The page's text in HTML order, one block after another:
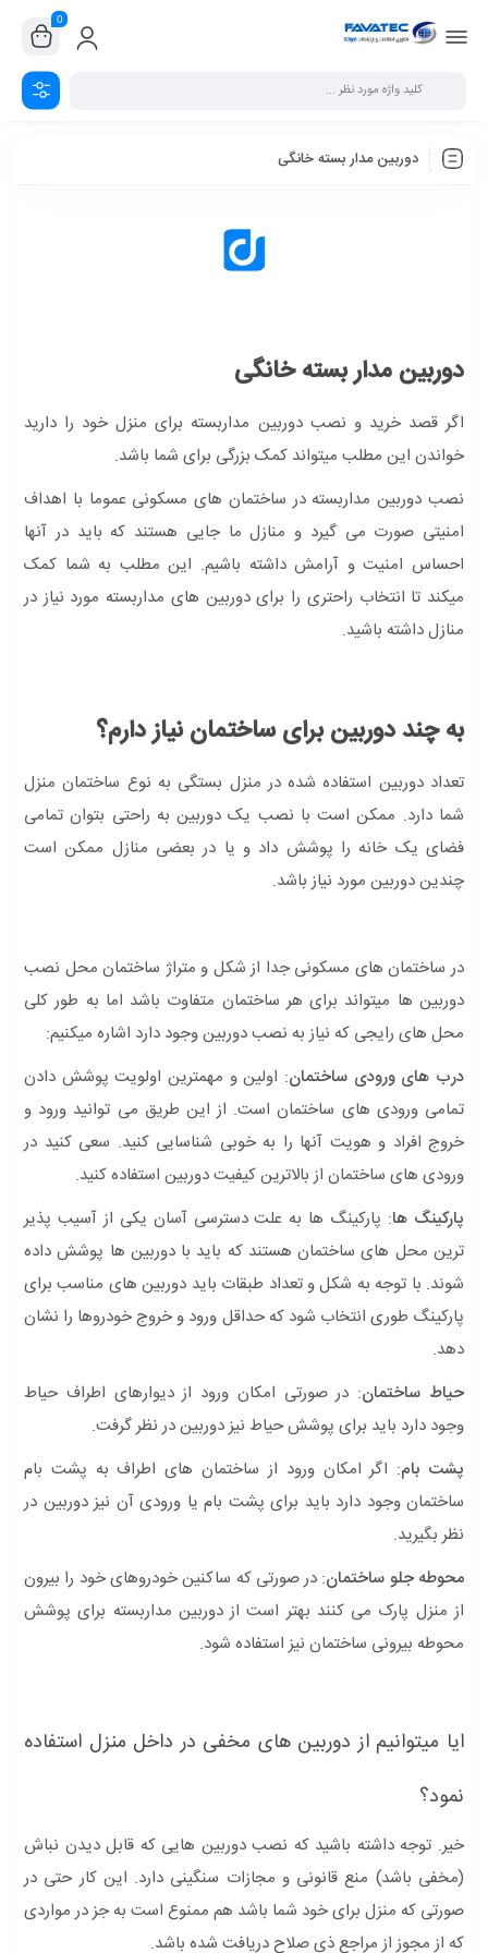
0
دوربین مدار بسته خانگی
دوربین مدار بسته خانگی
اگر قصد خرید و نصب دوربین مداربسته برای منزل خود را دارید
خواندن این مطلب میتواند کمک بزرگی برای شما باشد.
نصب دوربین مداربسته در ساختمان های مسکونی عموما با اهداف
امنیتی صورت می گیرد و منازل ما جایی هستند که باید در آنها
احساس امنیت و آرامش داشته باشیم. این مطلب به شما کمک
میکند تا انتخاب راحتری را برای دوربین های مداربسته مورد نیاز در
منازل داشته باشید.
به چند دوربین برای ساختمان نیاز دارم؟
تعداد دوربین استفاده شده در منزل بستگی به نوع ساختمان منزل
شما دارد. ممکن است با نصب یک دوربین به راحتی بتوان تمامی
فضای یک خانه را پوشش داد و یا در بعضی منازل ممکن است
چندین دوربین مورد نیاز باشد.
در ساختمان های مسکونی جدا از شکل و متراژ ساختمان محل نصب
دوربین ها میتواند برای هر ساختمان متفاوت باشد اما به طور کلی
محل های رایجی که نیاز به نصب دوربین وجود دارد اشاره میکنیم:
درب های ورودی ساختمان: اولین و مهمترین اولویت پوشش دادن
تمامی ورودی های ساختمان است. از این طریق می توانید ورود و
خروج افراد و هویت آنها را به خوبی شناسایی کنید. سعی کنید در
ورودی های ساختمان از بالاترین کیفیت دوربین استفاده کنید.
پارکینگ ها: پارکینگ ها به علت دسترسی آسان یکی از آسیب پذیر
ترین محل های ساختمان هستند که باید با دوربین ها پوشش داده
شوند. با توجه به شکل و تعداد طبقات باید دوربین های مناسب برای
پارکینگ طوری انتخاب شود که حداقل ورود و خروج خودروها را نشان
دهد.
حیاط ساختمان: در صورتی امکان ورود از دیوارهای اطراف حیاط
وجود دارد باید برای پوشش حیاط نیز دوربین در نظر گرفت.
پشت بام: اگر امکان ورود از ساختمان های اطراف به پشت بام
ساختمان وجود دارد باید برای پشت بام یا ورودی آن نیز دوربین در
نظر بگیرید.
محوطه جلو ساختمان: در صورتی که ساکنین خودروهای خود را بیرون
از منزل پارک می کنند بهتر است از دوربین مداربسته برای پوشش
محوطه بیرونی ساختمان نیز استفاده شود.
ایا میتوانیم از دوربین های مخفی در داخل منزل استفاده
نمود؟
خیر. توجه داشته باشید که نصب دوربین هایی که قابل دیدن نباش
(مخفی باشد) منع قانونی و مجازات سنگینی دارد. این کار حتی در
صورتی که منزل برای خود شما باشد هم ممنوع است به جز در مواردی
که از مجوز از مراجع ذی صلاح دریافت شده باشد.